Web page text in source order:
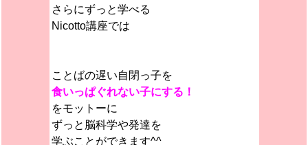
さらにずっと学べる
Nicotto講座では
ことばの遅い自閉っ子を
食いっぱぐれない子にする！
をモットーに
ずっと脳科学や発達を
学ぶことができます^^